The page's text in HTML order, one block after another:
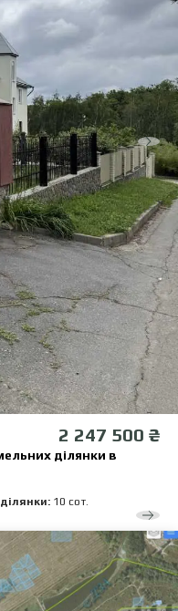
2 247 500 ₴
ділянки в
10 сот.